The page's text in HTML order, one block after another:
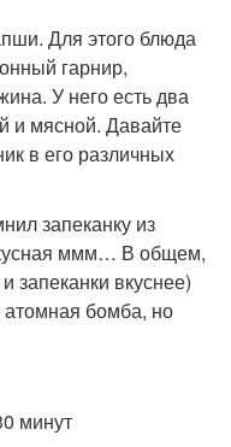
Для этого блюда
гарнир,
У него есть два
и мясной. Давайте
в его различных
запеканку из
ммм… В общем,
запеканки вкуснее)
атомная бомба, но
минут